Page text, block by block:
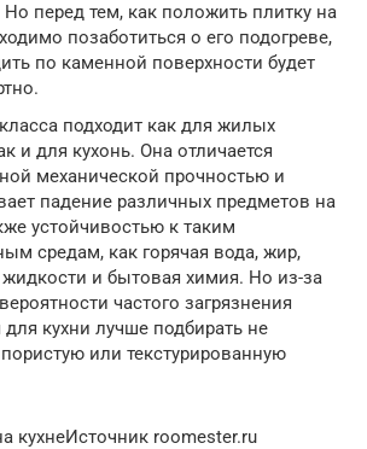
Но перед тем, как положить плитку на
позаботиться о его подогреве,
по каменной поверхности будет
подходит как для жилых
и для кухонь. Она отличается
механической прочностью и
падение различных предметов на
устойчивостью к таким
средам, как горячая вода, жир,
и бытовая химия. Но из-за
частого загрязнения
кухни лучше подбирать не
или текстурированную
кухнеИсточник roomester.ru